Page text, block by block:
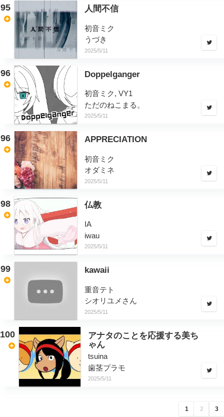
95 人間不信
初音ミク
うづき
2025/5/11
96 Doppelganger
初音ミク, VY1
ただのねこまる。
2025/5/11
96 APPRECIATION
初音ミク
オダミネ
2025/5/11
98 仏教
IA
iwau
2025/5/11
99 kawaii
重音テト
シオリユメさん
2025/5/11
100
アナタのことを応援する美ち
ゃん
tsuina
歯茎プラモ
2025/5/11
1 2 3